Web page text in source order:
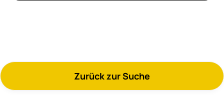
Zurück zur Suche